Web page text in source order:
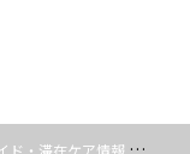
ド・滞在ケア情報